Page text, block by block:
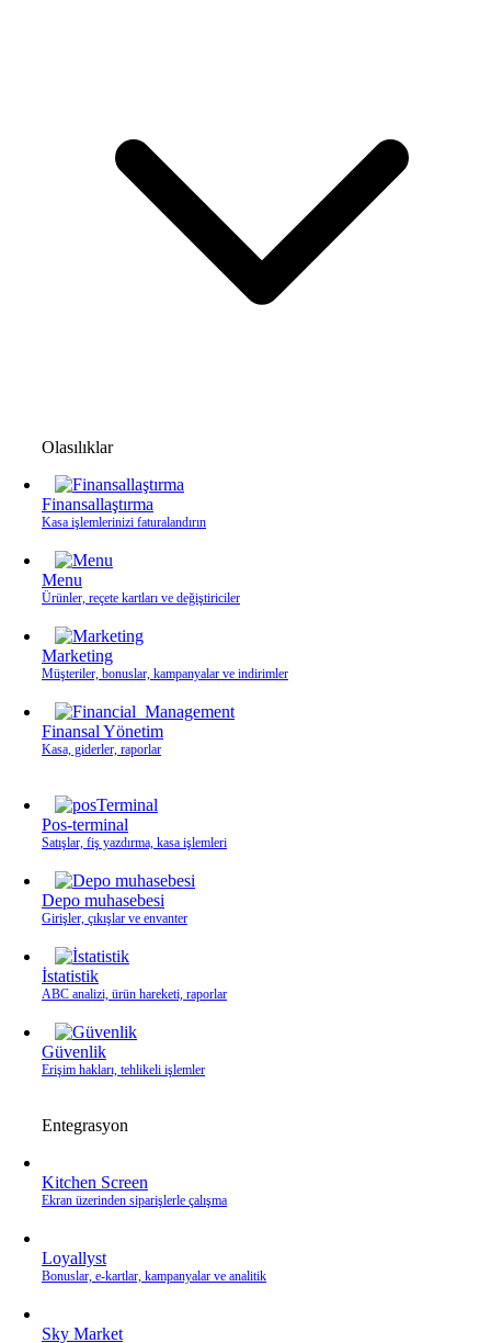
Olasılıklar
Finansallaştırma
Kasa işlemlerinizi faturalandırın
Menu
Ürünler, reçete kartları ve değiştiriciler
Marketing
Müşteriler, bonuslar, kampanyalar ve indirimler
Finansal Yönetim
Kasa, giderler, raporlar
Pos-terminal
Satışlar, fiş yazdırma, kasa işlemleri
Depo muhasebesi
Girişler, çıkışlar ve envanter
İstatistik
ABC analizi, ürün hareketi, raporlar
Güvenlik
Erişim hakları, tehlikeli işlemler
Entegrasyon
Kitchen Screen
Ekran üzerinden siparişlerle çalışma
Loyallyst
Bonuslar, e‑kartlar, kampanyalar ve analitik
Sky Market